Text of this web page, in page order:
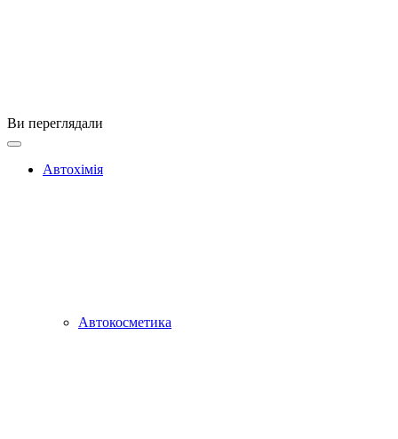
Ви переглядали
Автохімія
Автокосметика